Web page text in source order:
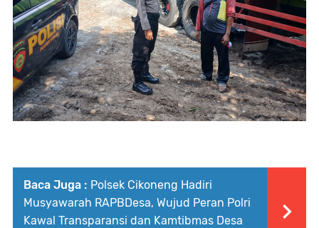
Baca Juga : Polsek Cikoneng Hadiri
Musyawarah RAPBDesa, Wujud Peran Polri
Kawal Transparansi dan Kamtibmas Desa